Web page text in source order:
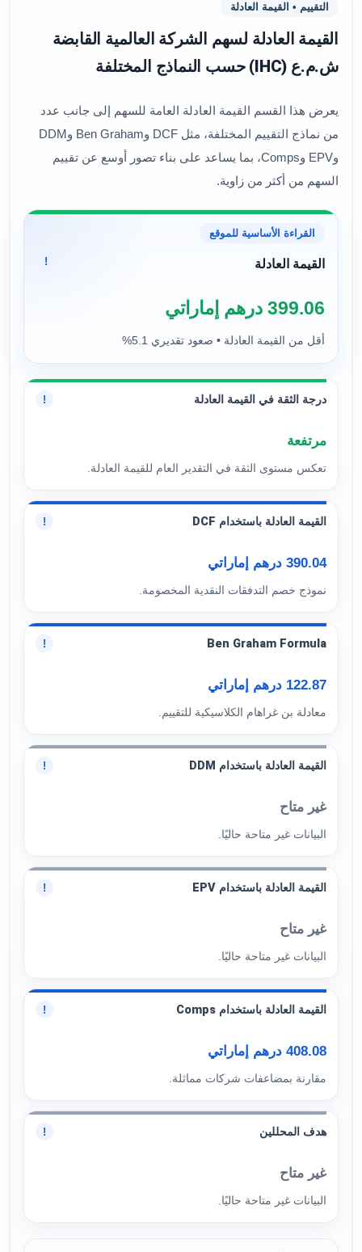
التقييم • القيمة العادلة
القيمة العادلة لسهم الشركة العالمية القابضة
ش.م.ع (IHC) حسب النماذج المختلفة
يعرض هذا القسم القيمة العادلة العامة للسهم إلى جانب عدد
من نماذج التقييم المختلفة، مثل DCF وBen Graham وDDM
وEPV وComps، بما يساعد على بناء تصور أوسع عن تقييم
السهم من أكثر من زاوية.
القراءة الأساسية للموقع
القيمة العادلة !
399.06 درهم إماراتي
أقل من القيمة العادلة • صعود تقديري 5.1%
درجة الثقة في القيمة العادلة !
مرتفعة
تعكس مستوى الثقة في التقدير العام للقيمة العادلة.
القيمة العادلة باستخدام DCF !
390.04 درهم إماراتي
نموذج خصم التدفقات النقدية المخصومة.
Ben Graham Formula
!
122.87 درهم إماراتي
معادلة بن غراهام الكلاسيكية للتقييم.
القيمة العادلة باستخدام DDM !
غير متاح
البيانات غير متاحة حاليًا.
القيمة العادلة باستخدام EPV !
غير متاح
البيانات غير متاحة حاليًا.
القيمة العادلة باستخدام Comps !
408.08 درهم إماراتي
مقارنة بمضاعفات شركات مماثلة.
هدف المحللين !
غير متاح
البيانات غير متاحة حاليًا.